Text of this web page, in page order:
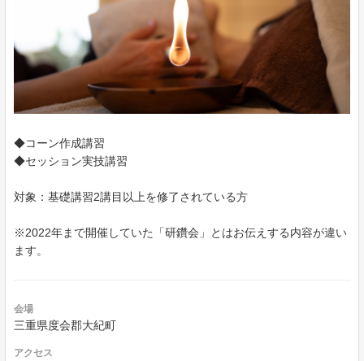
◆コーン作成講習
◆セッション実技講習
対象：基礎講習2講目以上を修了されている方
※2022年まで開催していた「研鑽会」とはお伝えする内容が違い
ます。
会場
三重県度会郡大紀町
アクセス